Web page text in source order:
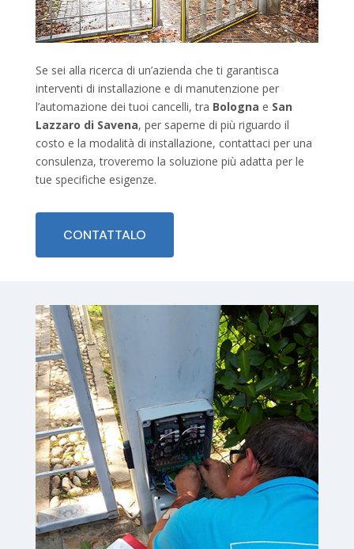
Se sei alla ricerca di un’azienda che ti garantisca
interventi di installazione e di manutenzione per
l’automazione dei tuoi cancelli, tra Bologna e San
Lazzaro di Savena, per saperne di più riguardo il
costo e la modalità di installazione, contattaci per una
consulenza, troveremo la soluzione più adatta per le
tue specifiche esigenze.
CONTATTALO